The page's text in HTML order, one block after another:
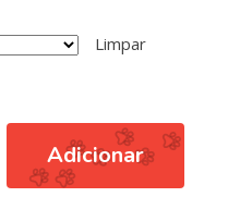
Limpar
Adicionar